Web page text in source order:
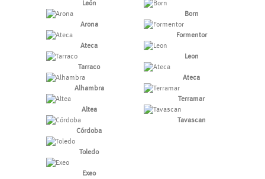
León
Arona
Ateca
Tarraco
Alhambra
Altea
Córdoba
Toledo
Exeo
Born
Formentor
Leon
Ateca
Terramar
Tavascan